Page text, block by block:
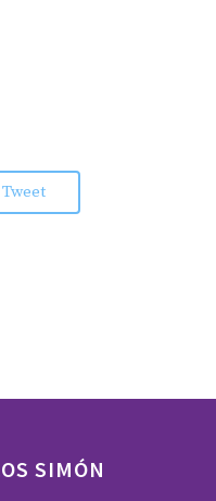
Tweet
SIMÓN